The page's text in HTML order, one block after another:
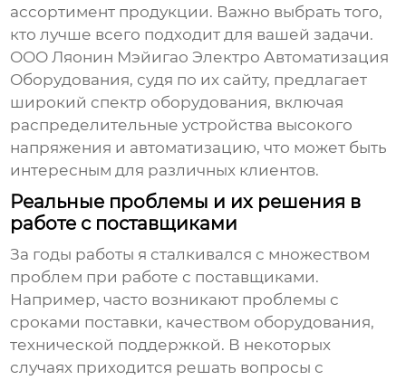
ассортимент продукции. Важно выбрать того,
кто лучше всего подходит для вашей задачи.
ООО Ляонин Мэйигао Электро Автоматизация
Оборудования, судя по их сайту, предлагает
широкий спектр оборудования, включая
распределительные устройства высокого
напряжения и автоматизацию, что может быть
интересным для различных клиентов.
Реальные проблемы и их решения в
работе с поставщиками
За годы работы я сталкивался с множеством
проблем при работе с поставщиками.
Например, часто возникают проблемы с
сроками поставки, качеством оборудования,
технической поддержкой. В некоторых
случаях приходится решать вопросы с